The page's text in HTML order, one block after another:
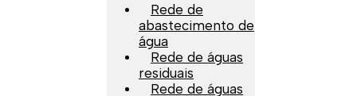
Rede de
abastecimento de
água
Rede de águas
residuais
Rede de águas